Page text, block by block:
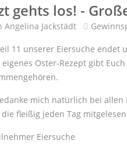
gehts los! -
Angelina Jackstädt
11 unserer Eiersuche endet
eigenes Oster-Rezept gibt
mich natürlich bei
fleißig jeden Tag